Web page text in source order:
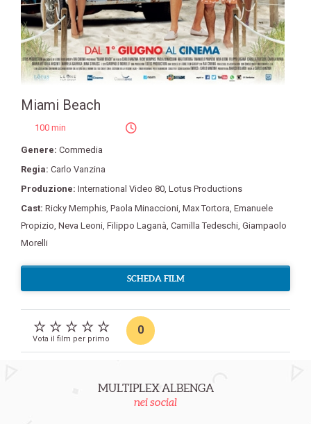
Miami Beach
100 min
Genere: Commedia
Regia: Carlo Vanzina
Produzione: International Video 80, Lotus Productions
Cast: Ricky Memphis, Paola Minaccioni, Max Tortora, Emanuele
Propizio, Neva Leoni, Filippo Laganà, Camilla Tedeschi, Giampaolo
Morelli
SCHEDA FILM
Vota il film per primo
0
MULTIPLEX ALBENGA
nei social